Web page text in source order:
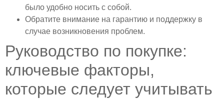
было удобно носить с собой.
Обратите внимание на гарантию и поддержку в
случае возникновения проблем.
Руководство по покупке:
ключевые факторы,
которые следует учитывать